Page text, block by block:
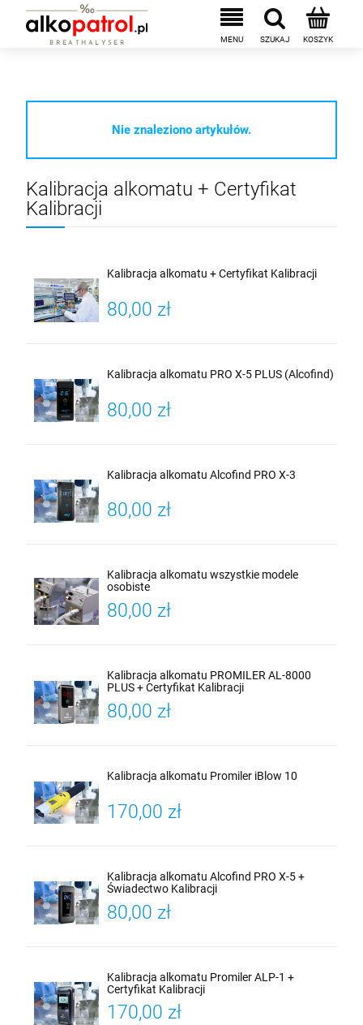
Nie znaleziono artykułów.
Kalibracja alkomatu + Certyfikat
Kalibracji
Kalibracja alkomatu + Certyfikat Kalibracji
80,00 zł
Kalibracja alkomatu PRO X-5 PLUS (Alcofind)
80,00 zł
Kalibracja alkomatu Alcofind PRO X-3
80,00 zł
Kalibracja alkomatu wszystkie modele
osobiste
80,00 zł
Kalibracja alkomatu PROMILER AL-8000
PLUS + Certyfikat Kalibracji
80,00 zł
Kalibracja alkomatu Promiler iBlow 10
170,00 zł
Kalibracja alkomatu Alcofind PRO X-5 +
Świadectwo Kalibracji
80,00 zł
Kalibracja alkomatu Promiler ALP-1 +
Certyfikat Kalibracji
170,00 zł